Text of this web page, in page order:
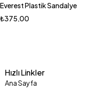
Everest Plastik Sandalye
₺375,00
Hızlı Linkler
Ana Sayfa